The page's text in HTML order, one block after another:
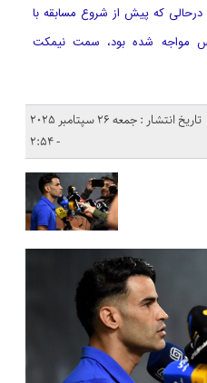
درحالی که پیش از شروع مسابقه با
مواجه شده بود، سمت نیمکت
تاریخ انتشار : جمعه 26 سپتامبر 2025
- 2:54